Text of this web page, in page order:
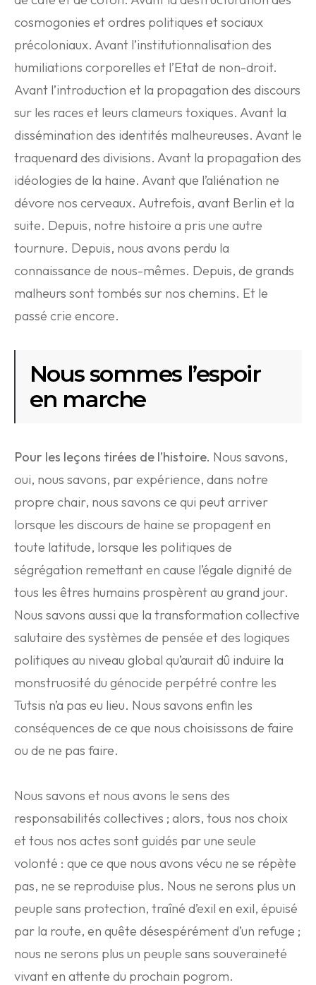
cosmogonies et ordres politiques et sociaux
précoloniaux. Avant l’institutionnalisation des
humiliations corporelles et l’Etat de non-droit.
Avant l’introduction et la propagation des discours
sur les races et leurs clameurs toxiques. Avant la
dissémination des identités malheureuses. Avant le
traquenard des divisions. Avant la propagation des
idéologies de la haine. Avant que l’aliénation ne
dévore nos cerveaux. Autrefois, avant Berlin et la
suite. Depuis, notre histoire a pris une autre
tournure. Depuis, nous avons perdu la
connaissance de nous-mêmes. Depuis, de grands
malheurs sont tombés sur nos chemins. Et le
passé crie encore.
Nous sommes l’espoir
en marche
Pour les leçons tirées de l’histoire. Nous savons,
oui, nous savons, par expérience, dans notre
propre chair, nous savons ce qui peut arriver
lorsque les discours de haine se propagent en
toute latitude, lorsque les politiques de
ségrégation remettant en cause l’égale dignité de
tous les êtres humains prospèrent au grand jour.
Nous savons aussi que la transformation collective
salutaire des systèmes de pensée et des logiques
politiques au niveau global qu’aurait dû induire la
monstruosité du génocide perpétré contre les
Tutsis n’a pas eu lieu. Nous savons enfin les
conséquences de ce que nous choisissons de faire
ou de ne pas faire.
Nous savons et nous avons le sens des
responsabilités collectives ; alors, tous nos choix
et tous nos actes sont guidés par une seule
volonté : que ce que nous avons vécu ne se répète
pas, ne se reproduise plus. Nous ne serons plus un
peuple sans protection, traîné d’exil en exil, épuisé
par la route, en quête désespérément d’un refuge ;
nous ne serons plus un peuple sans souveraineté
vivant en attente du prochain pogrom.